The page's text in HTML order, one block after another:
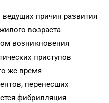
ведущих причин развития
возраста
возникновения
приступов
же время
перенесших
фибрилляция